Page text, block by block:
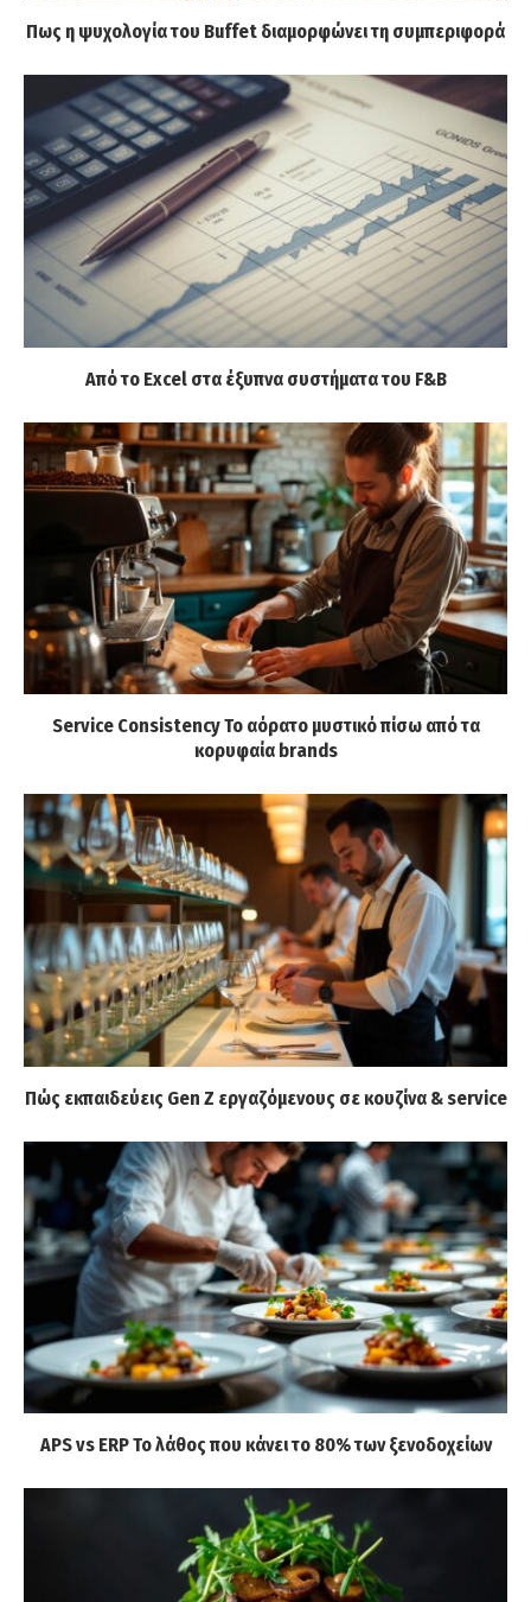
Πως η ψυχολογία του Buffet διαμορφώνει τη συμπεριφορά
Από το Excel στα έξυπνα συστήματα του F&B
Service Consistency Το αόρατο μυστικό πίσω από τα
κορυφαία brands
Πώς εκπαιδεύεις Gen Z εργαζόμενους σε κουζίνα & service
APS vs ERP Το λάθος που κάνει το 80% των ξενοδοχείων